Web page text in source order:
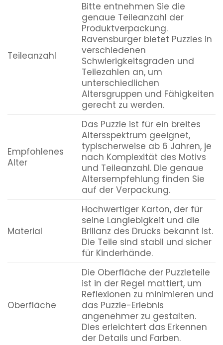
Teileanzahl
Bitte entnehmen Sie die
genaue Teileanzahl der
Produktverpackung.
Ravensburger bietet Puzzles in
verschiedenen
Schwierigkeitsgraden und
Teilezahlen an, um
unterschiedlichen
Altersgruppen und Fähigkeiten
gerecht zu werden.
Empfohlenes
Alter
Das Puzzle ist für ein breites
Altersspektrum geeignet,
typischerweise ab 6 Jahren, je
nach Komplexität des Motivs
und Teileanzahl. Die genaue
Altersempfehlung finden Sie
auf der Verpackung.
Material
Hochwertiger Karton, der für
seine Langlebigkeit und die
Brillanz des Drucks bekannt ist.
Die Teile sind stabil und sicher
für Kinderhände.
Oberfläche
Die Oberfläche der Puzzleteile
ist in der Regel mattiert, um
Reflexionen zu minimieren und
das Puzzle-Erlebnis
angenehmer zu gestalten.
Dies erleichtert das Erkennen
der Details und Farben.